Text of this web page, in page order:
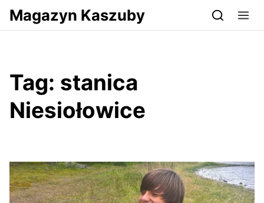
Przejdź do serwisu magazynkaszuby.pl
Magazyn Kaszuby
Tag: stanica
Niesiołowice